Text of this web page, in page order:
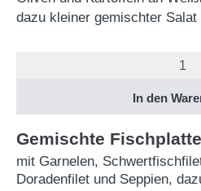
dazu kleiner gemischter Salat
Gemischte
mit Garnelen,
Doradenfilet und Seppien,